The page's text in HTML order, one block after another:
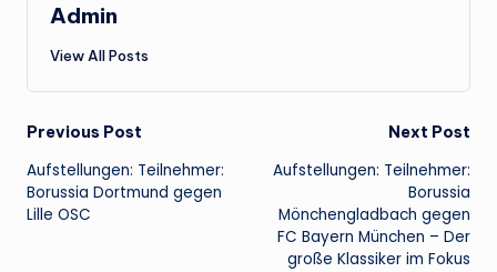
Admin
View All Posts
Post
navigation
Previous Post
Aufstellungen: Teilnehmer:
Borussia Dortmund gegen
Lille OSC
Next Post
Aufstellungen: Teilnehmer:
Borussia
Mönchengladbach gegen
FC Bayern München – Der
große Klassiker im Fokus